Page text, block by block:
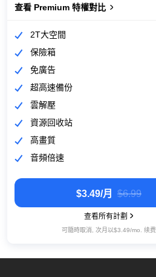
查看 Premium 特權對比
查看 Premium 特權對比
2T大空間
保險箱
免廣告
超高速備份
雲解壓
資源回收站
高畫質
音頻倍速
$3.49/月 ‎$6.99
查看所有計劃
可隨時取消, 次月以‎$3.49/mo. 续费